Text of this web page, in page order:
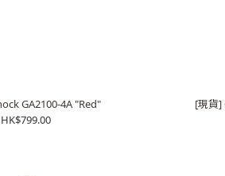
GA2100-4A "Red"
HK$799.00
[現貨]